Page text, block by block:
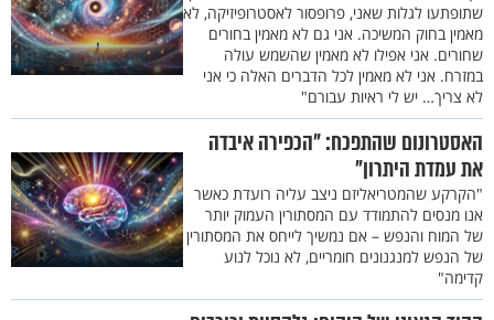
שתופתעו לגלות שאני, פרופסור לאסטרופיזיקה, לא
מאמין בחוק המשיכה. אני גם לא מאמין בחורים
שחורים. אני אפילו לא מאמין שהשמש עולה
במזרח. אני לא מאמין לכל הדברים האלה כי אני
לא צריך… יש לי ראיות עבורם"
האסטרונום שהתפכח: "הכפירה איבדה
את עמדת היתרון"
"הקרקע שהמטריאליזם ניצב עליה רועדת כאשר
אנו מנסים להתמודד עם המסתורין העמוק יותר
של המוח והנפש – אם נמשיך לייחס את המסתורין
של הנפש למנגנונים חומריים, לא נוכל לנוע
קדימה"